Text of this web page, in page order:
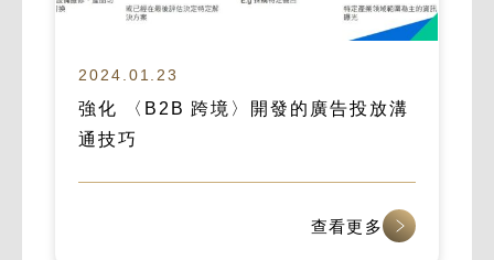
2024.01.23
強化 〈B2B 跨境〉開發的廣告投放溝
通技巧
查看更多